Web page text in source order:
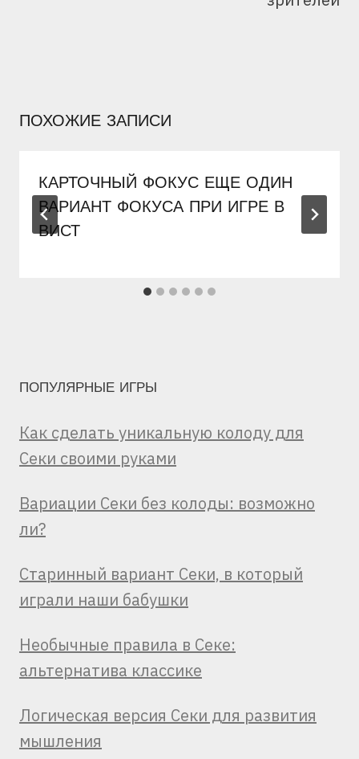
ПОХОЖИЕ ЗАПИСИ
КАРТОЧНЫЙ ФОКУС ЕЩЕ ОДИН
ВАРИАНТ ФОКУСА ПРИ ИГРЕ В
ВИСТ
ПОПУЛЯРНЫЕ ИГРЫ
Как сделать уникальную колоду для
Секи своими руками
Вариации Секи без колоды: возможно
ли?
Старинный вариант Секи, в который
играли наши бабушки
Необычные правила в Секе:
альтернатива классике
Логическая версия Секи для развития
мышления